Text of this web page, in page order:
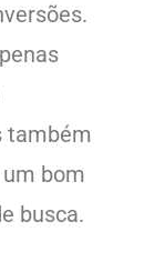
também
bom
busca.